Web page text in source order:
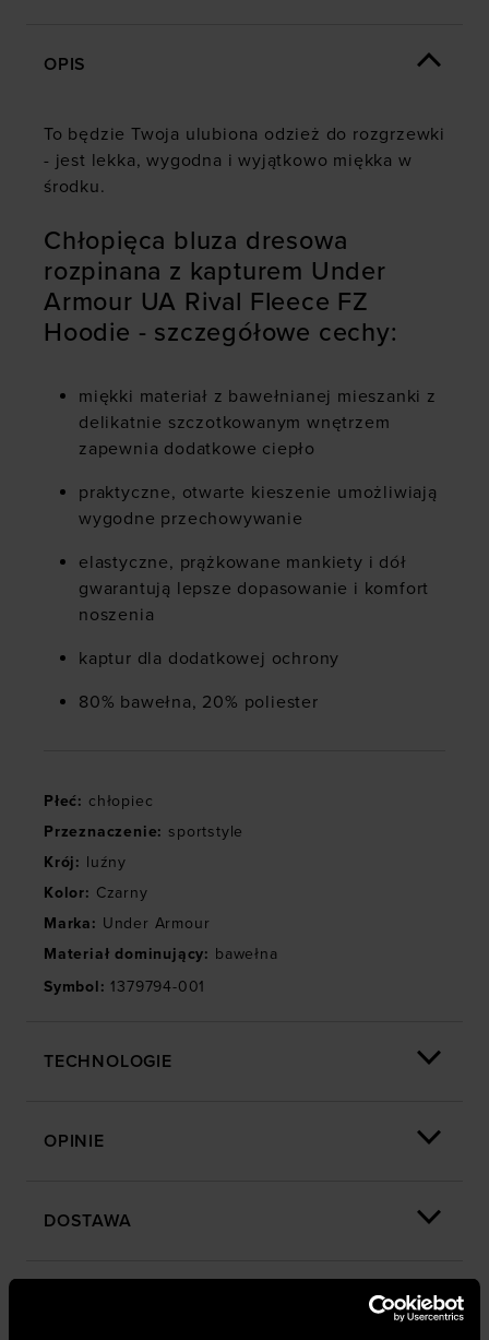
OPIS
To będzie Twoja ulubiona odzież do rozgrzewki
- jest lekka, wygodna i wyjątkowo miękka w
środku.
Chłopięca bluza dresowa
rozpinana z kapturem Under
Armour UA Rival Fleece FZ
Hoodie - szczegółowe cechy:
miękki materiał z bawełnianej mieszanki z
delikatnie szczotkowanym wnętrzem
zapewnia dodatkowe ciepło
praktyczne, otwarte kieszenie umożliwiają
wygodne przechowywanie
elastyczne, prążkowane mankiety i dół
gwarantują lepsze dopasowanie i komfort
noszenia
kaptur dla dodatkowej ochrony
80% bawełna, 20% poliester
Płeć: chłopiec
Przeznaczenie: sportstyle
Krój: luźny
Kolor: Czarny
Marka: Under Armour
Materiał dominujący: bawełna
Symbol: 1379794-001
TECHNOLOGIE
OPINIE
DOSTAWA